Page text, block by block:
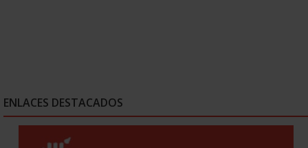
ENLACES DESTACADOS